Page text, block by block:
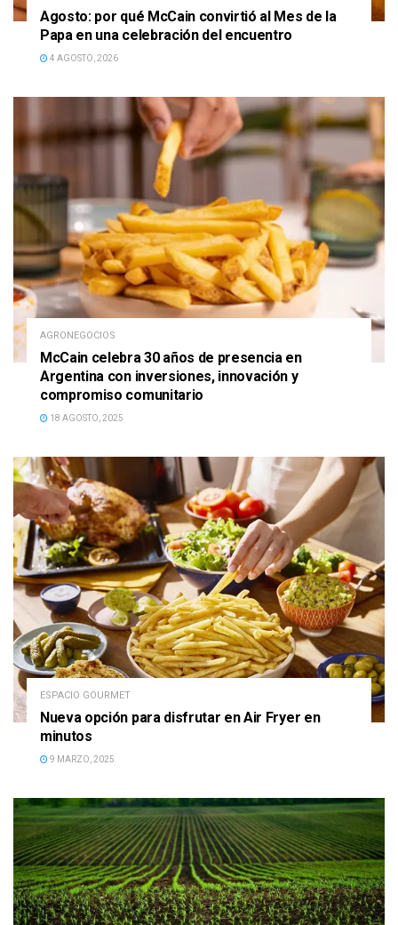
Agosto: por qué McCain convirtió al Mes de la
Papa en una celebración del encuentro
4 AGOSTO, 2026
AGRONEGOCIOS
McCain celebra 30 años de presencia en
Argentina con inversiones, innovación y
compromiso comunitario
18 AGOSTO, 2025
ESPACIO GOURMET
Nueva opción para disfrutar en Air Fryer en
minutos
9 MARZO, 2025